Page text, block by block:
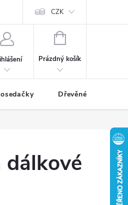
CZK
NÁKUPNÍ
Prázdný košík
Dřevěné hračky